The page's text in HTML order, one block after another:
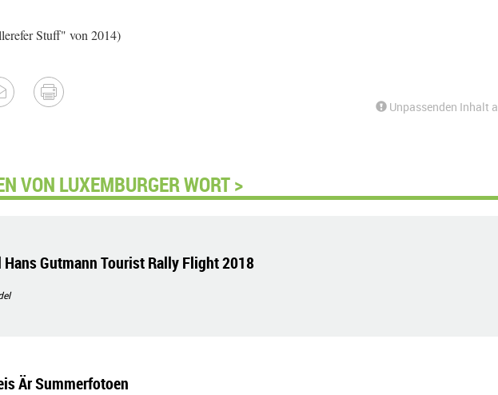
Stuff" von 2014)
Unpassenden Inhalt
VON LUXEMBURGER WORT >
Hans Gutmann Tourist Rally Flight 2018
Är Summerfotoen